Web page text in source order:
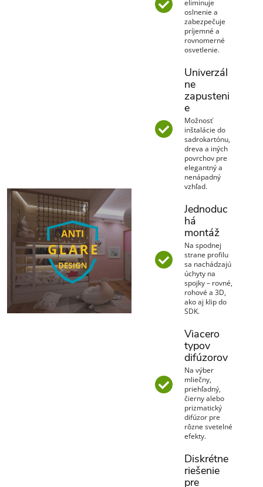
eliminuje
oslnenie a
zabezpečuje
príjemné a
rovnomerné
osvetlenie.
Univerzál
ne
zapusteni
e
Možnosť
inštalácie do
sadrokartónu,
dreva a iných
povrchov pre
elegantný a
nenápadný
vzhľad.
Jednoduc
há
montáž
Na spodnej
strane profilu
sa nachádzajú
úchyty na
spojky – rovné,
rohové a 3D,
ako aj klip do
SDK.
Viacero
typov
difúzorov
Na výber
mliečny,
priehľadný,
čierny alebo
prizmatický
difúzor pre
rôzne svetelné
efekty.
Diskrétne
riešenie
pre